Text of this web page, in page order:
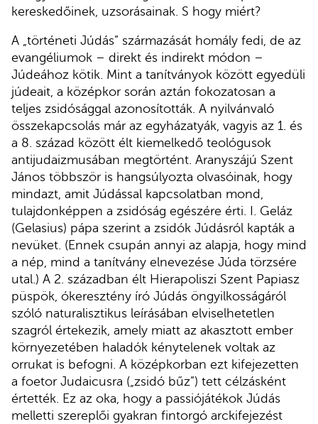
kereskedőinek, uzsorásainak. S hogy miért?
A „történeti Júdás” származását homály fedi, de az
evangéliumok – direkt és indirekt módon –
Júdeához kötik. Mint a tanítványok között egyedüli
júdeait, a középkor során aztán fokozatosan a
teljes zsidósággal azonosították. A nyilvánvaló
összekapcsolás már az egyházatyák, vagyis az 1. és
a 8. század között élt kiemelkedő teológusok
antijudaizmusában megtörtént. Aranyszájú Szent
János többször is hangsúlyozta olvasóinak, hogy
mindazt, amit Júdással kapcsolatban mond,
tulajdonképpen a zsidóság egészére érti. I. Geláz
(Gelasius) pápa szerint a zsidók Júdásról kapták a
nevüket. (Ennek csupán annyi az alapja, hogy mind
a nép, mind a tanítvány elnevezése Júda törzsére
utal.) A 2. században élt Hierapoliszi Szent Papiasz
püspök, ókeresztény író Júdás öngyilkosságáról
szóló naturalisztikus leírásában elviselhetetlen
szagról értekezik, amely miatt az akasztott ember
környezetében haladók kénytelenek voltak az
orrukat is befogni. A középkorban ezt kifejezetten
a foetor Judaicusra („zsidó bűz”) tett célzásként
értették. Ez az oka, hogy a passiójátékok Júdás
melletti szereplői gyakran fintorgó arckifejezést